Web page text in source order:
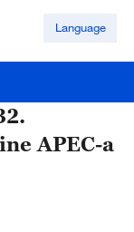
Language
APEC-a